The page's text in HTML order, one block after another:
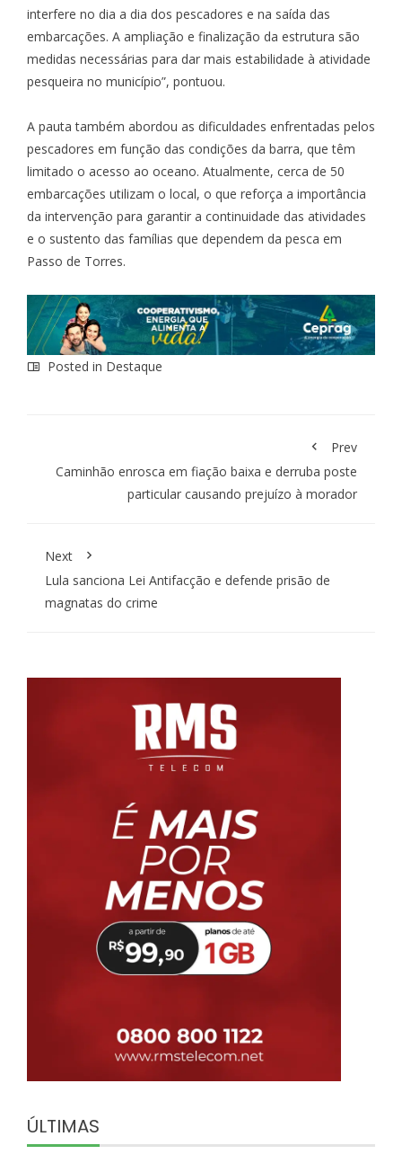
interfere no dia a dia dos pescadores e na saída das
embarcações. A ampliação e finalização da estrutura são
medidas necessárias para dar mais estabilidade à atividade
pesqueira no município”, pontuou.
A pauta também abordou as dificuldades enfrentadas pelos
pescadores em função das condições da barra, que têm
limitado o acesso ao oceano. Atualmente, cerca de 50
embarcações utilizam o local, o que reforça a importância
da intervenção para garantir a continuidade das atividades
e o sustento das famílias que dependem da pesca em
Passo de Torres.
Posted in Destaque
Prev
Caminhão enrosca em fiação baixa e derruba poste
particular causando prejuízo à morador
Next
Lula sanciona Lei Antifacção e defende prisão de
magnatas do crime
ÚLTIMAS